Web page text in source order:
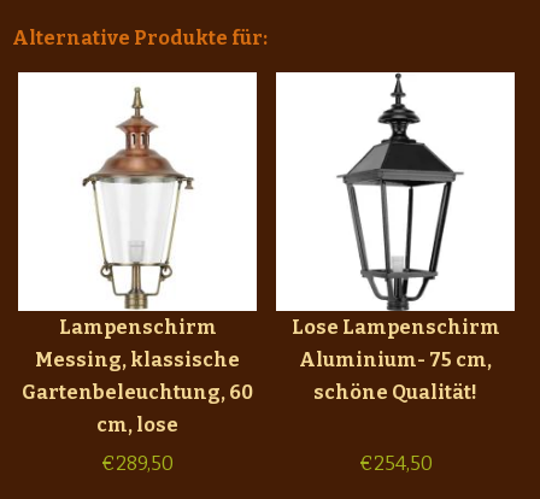
Alternative Produkte für:
Lampenschirm
Messing, klassische
Gartenbeleuchtung, 60
cm, lose
€289,50
Lose Lampenschirm
Aluminium- 75 cm,
schöne Qualität!
€254,50